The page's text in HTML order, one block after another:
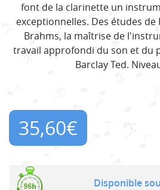
font de la clarinette un
exceptionnelles. Des études de
Brahms, la maîtrise de
travail approfondi du son et du
Barclay Ted.
35,60€
Disponible